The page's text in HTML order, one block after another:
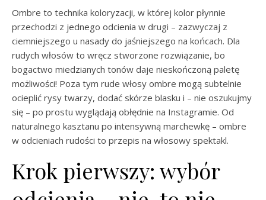
Ombre to technika koloryzacji, w której kolor płynnie
przechodzi z jednego odcienia w drugi – zazwyczaj z
ciemniejszego u nasady do jaśniejszego na końcach. Dla
rudych włosów to wręcz stworzone rozwiązanie, bo
bogactwo miedzianych tonów daje nieskończoną paletę
możliwości! Poza tym rude włosy ombre mogą subtelnie
ocieplić rysy twarzy, dodać skórze blasku i – nie oszukujmy
się – po prostu wyglądają obłędnie na Instagramie. Od
naturalnego kasztanu po intensywną marchewkę – ombre
w odcieniach rudości to przepis na włosowy spektakl.
Krok pierwszy: wybór